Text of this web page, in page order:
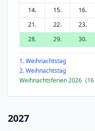
14.
15. 16.
21.
22. 23.
28.
29. 30.
1. Weihnachtstag
2. Weihnachtstag
Weihnachtsferien 2026 (16
2027